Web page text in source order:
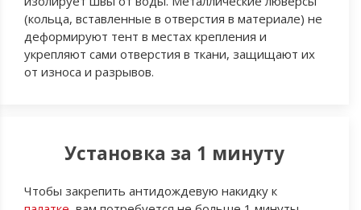
(кольца, вставленные в отверстия в материале) не
деформируют тент в местах крепления и
укрепляют сами отверстия в ткани, защищают их
от износа и разрывов.
Установка за 1 минуту
Чтобы закрепить антидождевую накидку к